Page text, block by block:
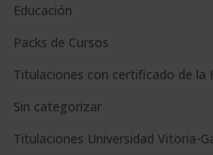
i
v
e
Educación
Packs de Cursos
Titulaciones con certificado de la
Sin categorizar
Titulaciones Universidad Vitoria-